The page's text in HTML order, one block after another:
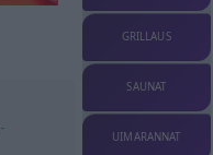
-
GRILLAUS
SAUNAT
UIMARANNAT